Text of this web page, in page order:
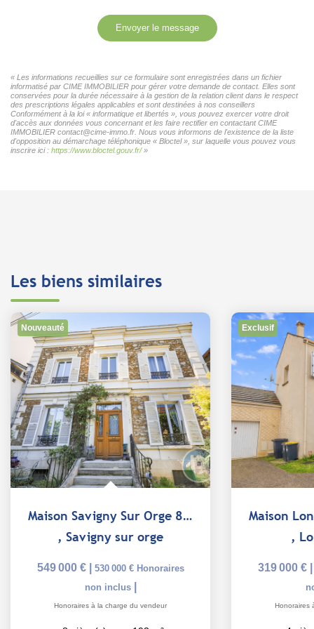
Envoyer le message
« Les informations recueillies sur ce formulaire sont enregistrées dans un fichier
informatisé par CIME IMMOBILIER pour gérer votre demande de contact. Elles sont
conservées pour la durée nécessaire à la gestion de la relation client dans le respect
des prescriptions légales applicables et sont destinées à nos conseillers
Conformément à la loi « informatique et libertés », vous pouvez exercer votre droit
d'accès aux données vous concernant et les faire rectifier en contactant CIME
IMMOBILIER contact@cime-immo.fr. Nous vous informons de l'existence de la liste
d'opposition au démarchage téléphonique « Bloctel », sur laquelle vous pouvez vous
inscrire ici : https://www.bloctel.gouv.fr/»
Les biens similaires
Nouveauté
Maison Savigny Sur Orge 8 pièce(s) 193 m2
, Savigny sur orge
549 000 € 530 000 € Honoraires
non inclus
Honoraires à la charge du vendeur
Exclusif
,
319 000 €
Honoraires